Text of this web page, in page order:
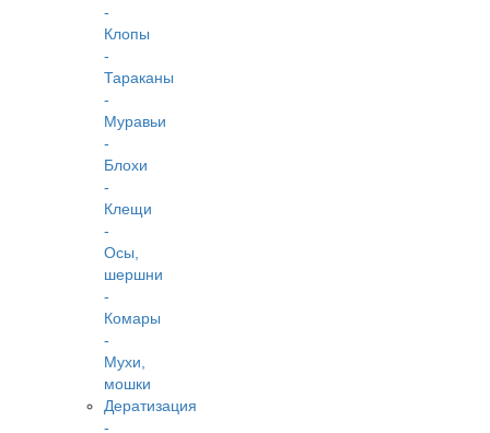
-
Клопы
-
Тараканы
-
Муравьи
-
Блохи
-
Клещи
-
Осы,
шершни
-
Комары
-
Мухи,
мошки
Дератизация
-